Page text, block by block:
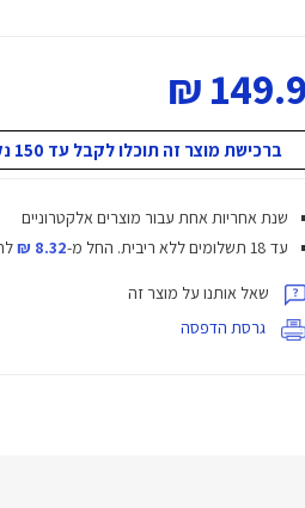
149.9 ₪
ברכישת מוצר זה תוכלו לקבל עד 150 נקודות מועדון!
שנת אחריות אחת עבור מוצרים אלקטרוניים
עד 18 תשלומים ללא ריבית.
החל מ-8.32 ₪
שאל אותנו על מוצר זה
גרסת הדפסה